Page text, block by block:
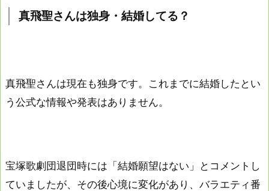
真飛聖さんは独身・結婚してる？
真飛聖さんは現在も独身です。これまでに結婚したとい
う公式な情報や発表はありません。
宝塚歌劇団退団時には「結婚願望はない」とコメントし
ていましたが、その後心境に変化があり、バラエティ番